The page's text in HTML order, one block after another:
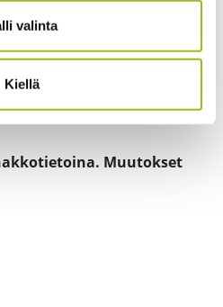
valinta
Kiellä
koulutussuunnittelija Leena
Muutokset